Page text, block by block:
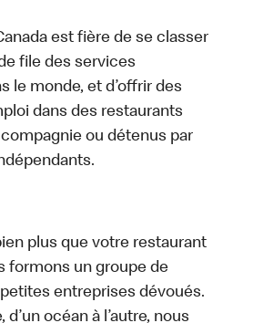
est fière de se classer
file des services
le monde, et d’offrir des
dans des restaurants
ou détenus par
plus que votre restaurant
formons un groupe de
entreprises dévoués.
océan à l’autre, nous